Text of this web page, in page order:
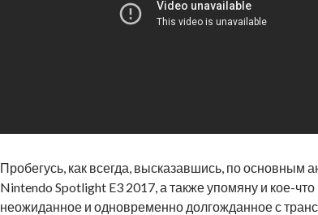
Пробегусь, как всегда, высказавшись, по основным
Nintendo Spotlight E3 2017, а также упомяну и кое-что
неожиданное и одновременно долгожданное с